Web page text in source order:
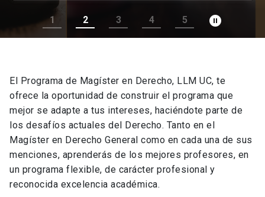
1 2 3 4 5 pause_circle_filled
El Programa de Magíster en Derecho, LLM UC, te
ofrece la oportunidad de construir el programa que
mejor se adapte a tus intereses, haciéndote parte de
los desafíos actuales del Derecho. Tanto en el
Magíster en Derecho General como en cada una de sus
menciones, aprenderás de los mejores profesores, en
un programa flexible, de carácter profesional y
reconocida excelencia académica.